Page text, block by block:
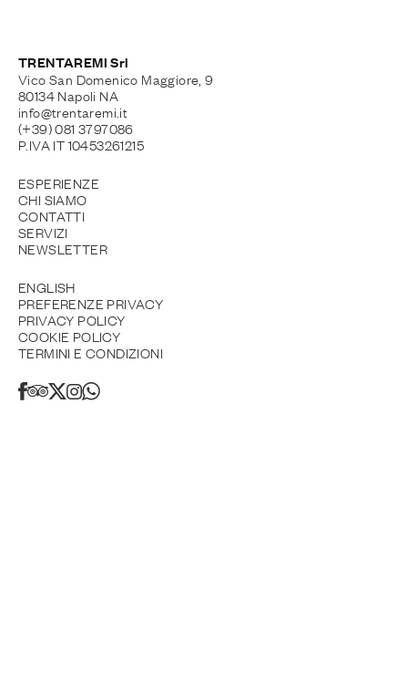
TRENTAREMI Srl
Vico San Domenico Maggiore, 9
80134 Napoli NA
info@trentaremi.it
(+39) 081 3797086
P.IVA IT 10453261215
ESPERIENZE
CHI SIAMO
CONTATTI
SERVIZI
NEWSLETTER
ENGLISH
PREFERENZE PRIVACY
PRIVACY POLICY
COOKIE POLICY
TERMINI E CONDIZIONI